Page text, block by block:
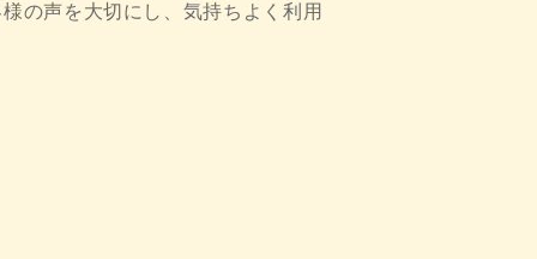
の声を大切にし、気持ちよく利用